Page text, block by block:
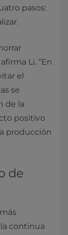
pasos:
Li. “En
el
se
de la
positivo
producción
de
continua